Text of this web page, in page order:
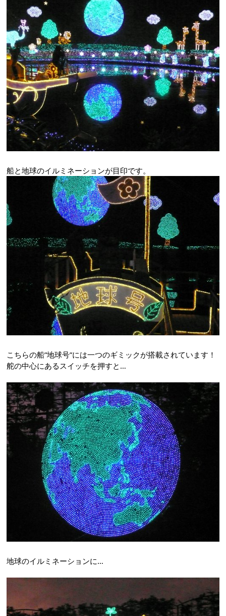
船と地球のイルミネーションが目印です。
こちらの船”地球号”には一つのギミックが搭載されています！
舵の中心にあるスイッチを押すと…
地球のイルミネーションに…